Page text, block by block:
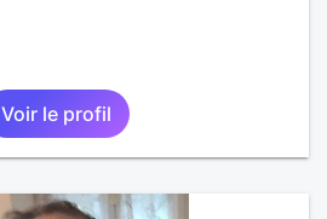
Voir le profil